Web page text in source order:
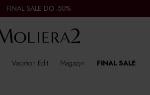
FINAL SALE DO -50%
Vacation Edit Magazyn FINAL SALE